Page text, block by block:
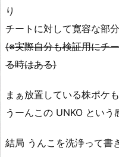
り
チートに対して寛容な部
(※実際自分も検証用にチ
る時はある)
まぁ放置している株ポケ
うーんこの UNKO という
結局 うんこを洗浄って書